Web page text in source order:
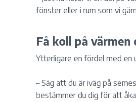
fönster eller i rum som vi
Få koll på värmen
Ytterligare en fördel med en
– Säg att du är iväg på
bestämmer du dig för att